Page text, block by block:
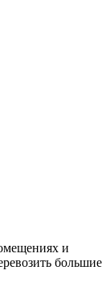
и
большие